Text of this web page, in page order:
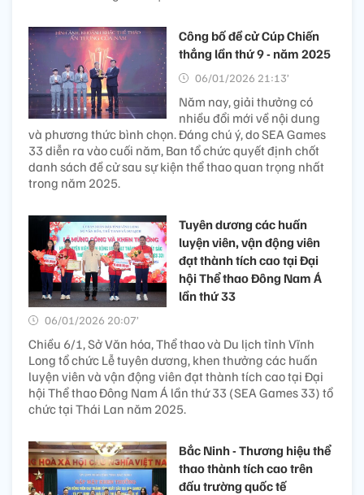
Công bố đề cử Cúp Chiến
thắng lần thứ 9 - năm 2025
06/01/2026 21:13’
Năm nay, giải thưởng có
nhiều đổi mới về nội dung
và phương thức bình chọn. Đáng chú ý, do SEA Games
33 diễn ra vào cuối năm, Ban tổ chức quyết định chốt
danh sách đề cử sau sự kiện thể thao quan trọng nhất
trong năm 2025.
Tuyên dương các huấn
luyện viên, vận động viên
đạt thành tích cao tại Đại
hội Thể thao Đông Nam Á
lần thứ 33
06/01/2026 20:07’
Chiều 6/1, Sở Văn hóa, Thể thao và Du lịch tỉnh Vĩnh
Long tổ chức Lễ tuyên dương, khen thưởng các huấn
luyện viên và vận động viên đạt thành tích cao tại Đại
hội Thể thao Đông Nam Á lần thứ 33 (SEA Games 33) tổ
chức tại Thái Lan năm 2025.
Bắc Ninh - Thương hiệu thể
thao thành tích cao trên
đấu trường quốc tế